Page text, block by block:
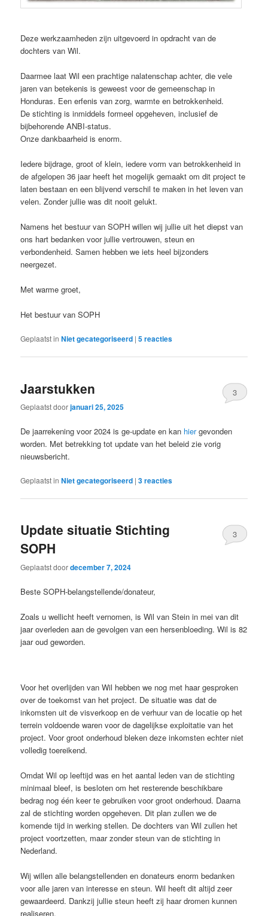
Deze werkzaamheden zijn uitgevoerd in opdracht van de
dochters van Wil.
Daarmee laat Wil een prachtige nalatenschap achter, die vele
jaren van betekenis is geweest voor de gemeenschap in
Honduras. Een erfenis van zorg, warmte en betrokkenheid.
De stichting is inmiddels formeel opgeheven, inclusief de
bijbehorende ANBI-status.
Onze dankbaarheid is enorm.
Iedere bijdrage, groot of klein, iedere vorm van betrokkenheid in
de afgelopen 36 jaar heeft het mogelijk gemaakt om dit project te
laten bestaan en een blijvend verschil te maken in het leven van
velen. Zonder jullie was dit nooit gelukt.
Namens het bestuur van SOPH willen wij jullie uit het diepst van
ons hart bedanken voor jullie vertrouwen, steun en
verbondenheid. Samen hebben we iets heel bijzonders
neergezet.
Met warme groet,
Het bestuur van SOPH
Geplaatst in Niet gecategoriseerd |5reacties
Jaarstukken
Geplaatst doorjanuari 25, 2025
3
De jaarrekening voor 2024 is ge-update en kan hiergevonden
worden. Met betrekking tot update van het beleid zie vorig
nieuwsbericht.
Geplaatst in Niet gecategoriseerd |3reacties
Update situatie Stichting
SOPH
Geplaatst doordecember 7, 2024
3
Beste SOPH-belangstellende/donateur,
Zoals u wellicht heeft vernomen, is Wil van Stein in mei van dit
jaar overleden aan de gevolgen van een hersenbloeding. Wil is 82
jaar oud geworden.
Voor het overlijden van Wil hebben we nog met haar gesproken
over de toekomst van het project. De situatie was dat de
inkomsten uit de visverkoop en de verhuur van de locatie op het
terrein voldoende waren voor de dagelijkse exploitatie van het
project. Voor groot onderhoud bleken deze inkomsten echter niet
volledig toereikend.
Omdat Wil op leeftijd was en het aantal leden van de stichting
minimaal bleef, is besloten om het resterende beschikbare
bedrag nog één keer te gebruiken voor groot onderhoud. Daarna
zal de stichting worden opgeheven. Dit plan zullen we de
komende tijd in werking stellen. De dochters van Wil zullen het
project voortzetten, maar zonder steun van de stichting in
Nederland.
Wij willen alle belangstellenden en donateurs enorm bedanken
voor alle jaren van interesse en steun. Wil heeft dit altijd zeer
gewaardeerd. Dankzij jullie steun heeft zij haar dromen kunnen
realiseren.